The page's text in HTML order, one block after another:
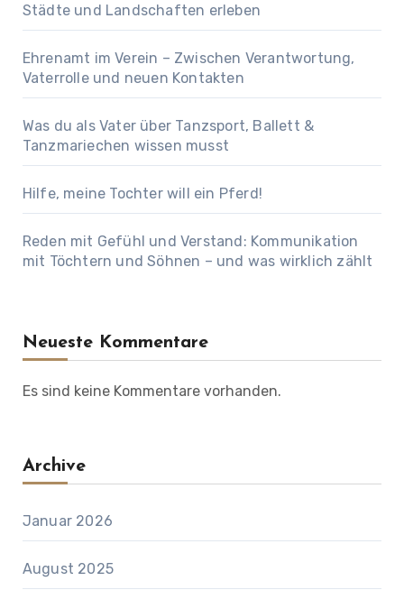
Städte und Landschaften erleben
Ehrenamt im Verein – Zwischen Verantwortung,
Vaterrolle und neuen Kontakten
Was du als Vater über Tanzsport, Ballett &
Tanzmariechen wissen musst
Hilfe, meine Tochter will ein Pferd!
Reden mit Gefühl und Verstand: Kommunikation
mit Töchtern und Söhnen – und was wirklich zählt
Neueste Kommentare
Es sind keine Kommentare vorhanden.
Archive
Januar 2026
August 2025